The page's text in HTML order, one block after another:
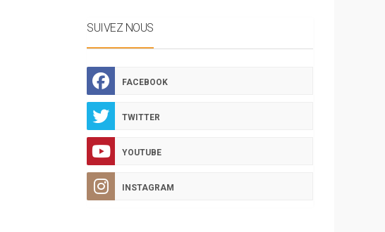
SUIVEZ NOUS
FACEBOOK
TWITTER
YOUTUBE
INSTAGRAM